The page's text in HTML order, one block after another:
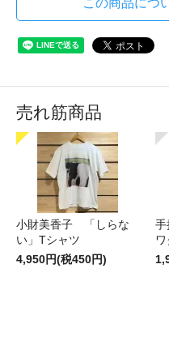
この商品につ
売れ筋商品
小財美香子 「しらな
い」Tシャツ
4,950円(税450円)